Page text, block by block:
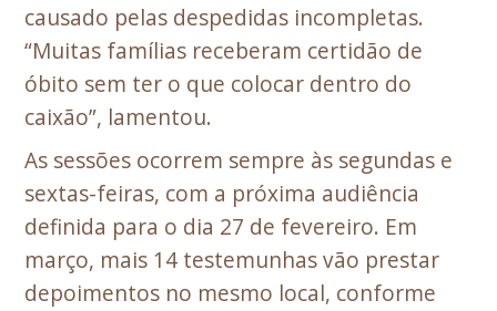
causado pelas despedidas incompletas.
“Muitas famílias receberam certidão de
óbito sem ter o que colocar dentro do
caixão”, lamentou.
As sessões ocorrem sempre às segundas e
sextas-feiras, com a próxima audiência
definida para o dia 27 de fevereiro. Em
março, mais 14 testemunhas vão prestar
depoimentos no mesmo local, conforme